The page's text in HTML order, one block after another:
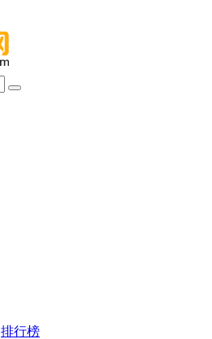
排行榜